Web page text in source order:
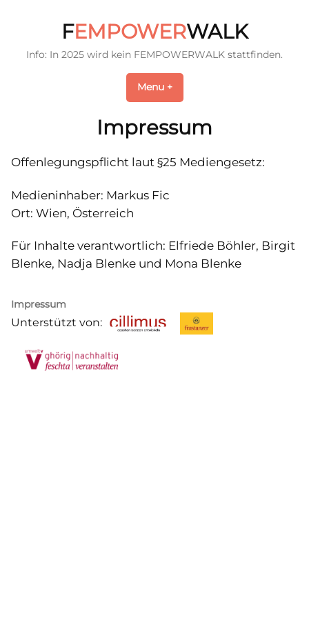
FEMPOWERWALK
Info: In 2025 wird kein FEMPOWERWALK stattfinden.
Menu +expanded
collapsed
Impressum
Offenlegungspflicht laut §25 Mediengesetz:
Medieninhaber: Markus Fic
Ort: Wien, Österreich
Für Inhalte verantwortlich: Elfriede Böhler, Birgit
Blenke, Nadja Blenke und Mona Blenke
Impressum
Unterstützt von: